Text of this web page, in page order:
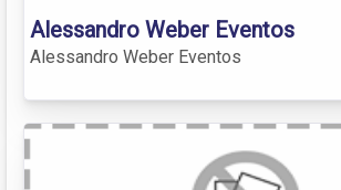
Alessandro Weber Eventos
Alessandro Weber Eventos